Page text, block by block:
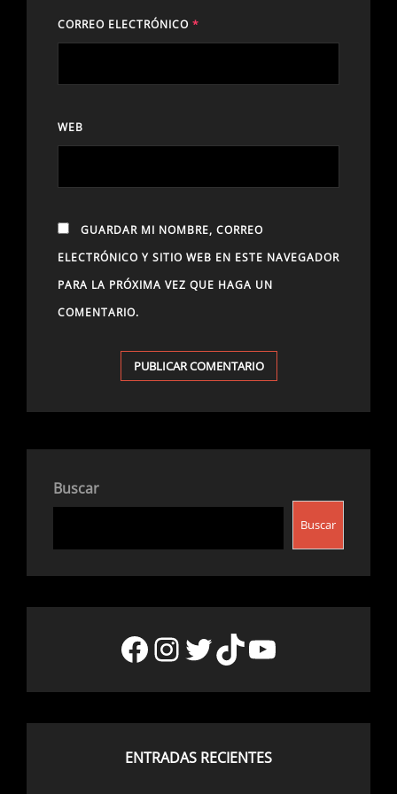
CORREO ELECTRÓNICO *
WEB
GUARDAR MI NOMBRE, CORREO
ELECTRÓNICO Y SITIO WEB EN ESTE NAVEGADOR
PARA LA PRÓXIMA VEZ QUE HAGA UN
COMENTARIO.
Buscar
Buscar
Facebook
Instagram
Twitter
TikTok
YouTube
ENTRADAS RECIENTES